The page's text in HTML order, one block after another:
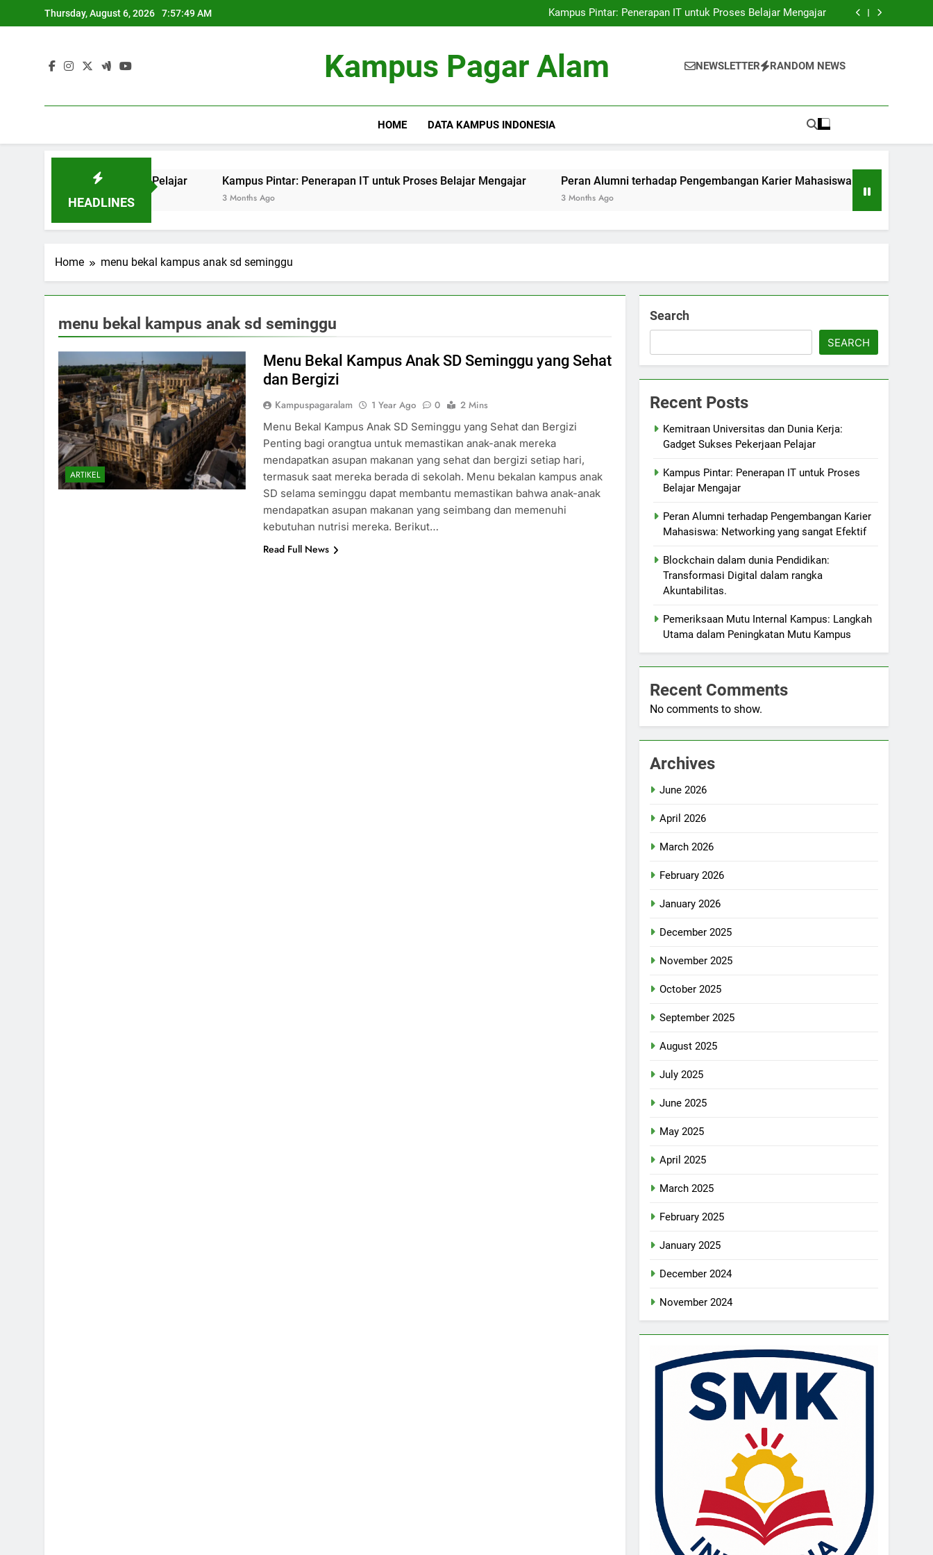
to
Thursday, August 6, 2026 7:57:49 AM
Kampus Pintar: Penerapan IT untuk Proses Belajar Mengajar
Peran Alumni terhadap Pengembangan Karier Mahasiswa: Networking yang
Kampus Pintar: Penerapan IT untuk Proses Belajar Mengajar
Peran Alumni terhadap Pengembangan Karier Mahasiswa: Networking yang
Kampus Pagar Alam NEWSLETTER RANDOM NEWS
HOME DATA KAMPUS INDONESIA
HEADLINES
Sukses Pekerjaan Pelajar Kampus Pintar: Penerapan IT untuk Proses Belajar Mengajar
3 Months Ago
Peran Alumni terhadap Pengembangan Karier Mahasiswa: Networking yang
3 Months Ago
Home menu bekal kampus anak sd seminggu
menu bekal kampus anak sd seminggu
ARTIKEL
Menu Bekal Kampus Anak SD Seminggu yang Sehat
dan Bergizi
Kampuspagaralam 1 Year Ago 0
2 Mins
Menu Bekal Kampus Anak SD Seminggu yang Sehat dan Bergizi
Penting bagi orangtua untuk memastikan anak-anak mereka
mendapatkan asupan makanan yang sehat dan bergizi setiap hari,
termasuk saat mereka berada di sekolah. Menu bekalan kampus anak
SD selama seminggu dapat membantu memastikan bahwa anak-anak
mendapatkan asupan makanan yang seimbang dan memenuhi
kebutuhan nutrisi mereka. Berikut…
Read Full News
Search
SEARCH
Recent Posts
Kemitraan Universitas dan Dunia Kerja:
Gadget Sukses Pekerjaan Pelajar
Kampus Pintar: Penerapan IT untuk Proses
Belajar Mengajar
Peran Alumni terhadap Pengembangan Karier
Mahasiswa: Networking yang sangat Efektif
Blockchain dalam dunia Pendidikan:
Transformasi Digital dalam rangka
Akuntabilitas.
Pemeriksaan Mutu Internal Kampus: Langkah
Utama dalam Peningkatan Mutu Kampus
Recent Comments
No comments to show.
Archives
June 2026
April 2026
March 2026
February 2026
January 2026
December 2025
November 2025
October 2025
September 2025
August 2025
July 2025
June 2025
May 2025
April 2025
March 2025
February 2025
January 2025
December 2024
November 2024